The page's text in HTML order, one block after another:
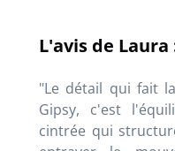
L'avis de Laura
"Le détail qui fait
Gipsy, c'est
cintrée qui